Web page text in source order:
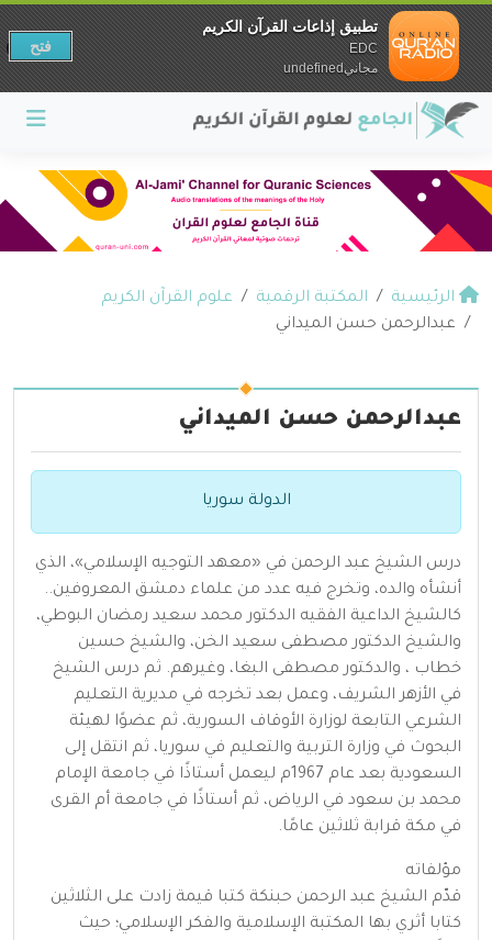
الرئيسية المكتبة الرقمية
علوم القرآن الكريم
عبدالرحمن حسن الميداني
عبدالرحمن حسن الميداني
الدولة سوريا
درس الشيخ عبد الرحمن في «معهد التوجيه الإسلامي»، الذي
أنشأه والده، وتخرج فيه عدد من علماء دمشق المعروفين..
كالشيخ الداعية الفقيه الدكتور محمد سعيد رمضان البوطي،
والشيخ الدكتور مصطفى سعيد الخن، والشيخ حسين
خطاب ، والدكتور مصطفى البغا، وغيرهم. ثم درس الشيخ
في الأزهر الشريف، وعمل بعد تخرجه في مديرية التعليم
الشرعي التابعة لوزارة الأوقاف السورية، ثم عضوًا لهيئة
البحوث في وزارة التربية والتعليم في سوريا، ثم انتقل إلى
السعودية بعد عام 1967م ليعمل أستاذًا في جامعة الإمام
محمد بن سعود في الرياض، ثم أستاذًا في جامعة أم القرى
في مكة قرابة ثلاثين عامًا.
مؤلفاته
قدّم الشيخ عبد الرحمن حبنكة كتبا قيمة زادت على الثلاثين
كتابا أثري بها المكتبة الإسلامية والفكر الإسلامي؛ حيث
تطبيق إذاعات القرآن الكريم
EDC
مجانيundefined
فتح